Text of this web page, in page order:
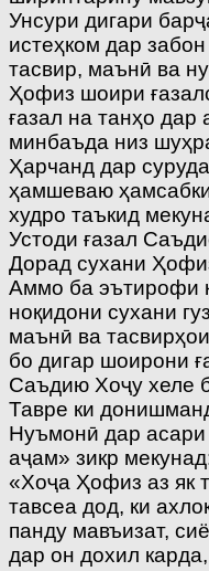
Унсури дигари
истеҳком дар
тасвир, маънӣ ва
Ҳофиз шоири
ғазал на танҳо дар
минбаъда низ
Ҳарчанд дар
ҳамшеваю
худро таъкид
Устоди ғазал
Дорад сухани
Аммо ба эътирофи
ноқидони сухани
маънӣ ва
бо дигар шоирони
Саъдию Хоҷу хеле
Тавре ки
Нуъмонӣ дар
аҷам» зикр
«Хоҷа Ҳофиз аз як
тавсеа дод, ки
панду мавъизат,
дар он дохил